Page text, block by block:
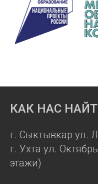
КАК НАС
г. Сыктывкар ул.
г. Ухта ул.
этажи)